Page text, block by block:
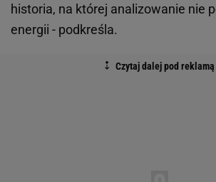
historia, na której analizowanie nie
energii - podkreśla.